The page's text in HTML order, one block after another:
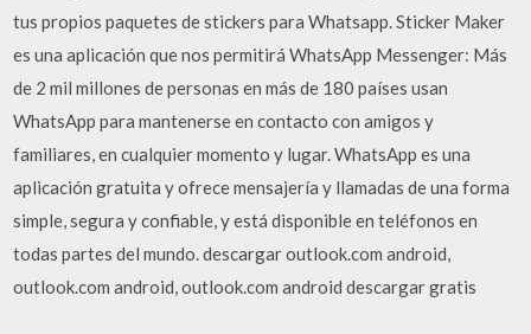
tus propios paquetes de stickers para Whatsapp. Sticker Maker
es una aplicación que nos permitirá WhatsApp Messenger: Más
de 2 mil millones de personas en más de 180 países usan
WhatsApp para mantenerse en contacto con amigos y
familiares, en cualquier momento y lugar. WhatsApp es una
aplicación gratuita y ofrece mensajería y llamadas de una forma
simple, segura y confiable, y está disponible en teléfonos en
todas partes del mundo. descargar outlook.com android,
outlook.com android, outlook.com android descargar gratis